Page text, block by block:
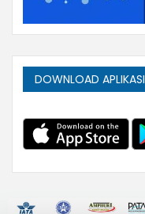
DOWNLOAD APLIKASI